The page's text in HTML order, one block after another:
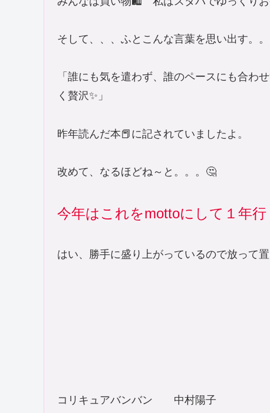
そして、、、ふとこんな言葉を思い出す
「誰にも気を遣わず、誰のペースにも合わ
く贅沢✨」
昨年読んだ本📕に記されていましたよ。
改めて、なるほどね～と。。。🤔
今年はこれをmottoにして１年
はい、勝手に盛り上がっているので放っ
コリキュアバンバン 中村陽子